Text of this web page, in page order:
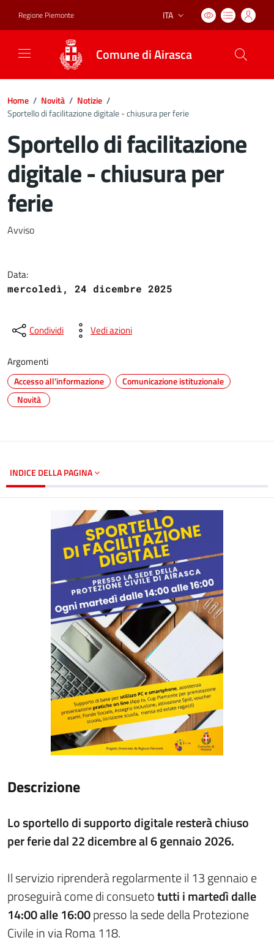
Regione Piemonte Lingua attiva:
ITA
Comune di Airasca
Home / Novità / Notizie /
Sportello di facilitazione digitale - chiusura per ferie
Sportello di facilitazione
digitale - chiusura per
ferie
Dettagli del documento
Avviso
Data:
mercoledì, 24 dicembre 2025
Condividi Vedi azioni
Argomenti
Accesso all'informazione
Comunicazione istituzionale
Novità
INDICE DELLA PAGINA
Descrizione
Lo sportello di supporto digitale resterà chiuso
per ferie dal 22 dicembre al 6 gennaio 2026.
Il servizio riprenderà regolarmente il 13 gennaio e
proseguirà come di consuetotutti i martedì dalle
14:00 alle 16:00presso la sede della Protezione
Civile in via Roma 118.